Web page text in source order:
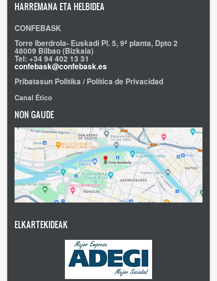
HARREMANA ETA HELBIDEA
CONFEBASK
Torre Iberdrola- Euskadi Pl. 5, 9ª planta, Dpto 2
48009 Bilbao (Bizkaia)
Tel: +34 94 402 13 31
confebask@confebask.es
Pribatasun Politika / Política de Privacidad
Canal Ético
NON GAUDE
ELKARTEKIDEAK